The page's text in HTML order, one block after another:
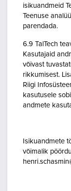
isikuandmeid
Teenuse
parendada.
6.9 TalTech
Kasutajaid
võivast
rikkumisest.
Riigi
kasutusele
andmete
Isikuandmete
võimalik